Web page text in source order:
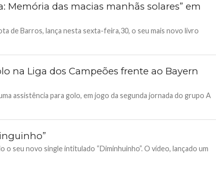
Memória das macias manhãs solares” em
de Barros, lança nesta sexta-feira,30, o seu mais novo livro
na Liga dos Campeões frente ao Bayern
assistência para golo, em jogo da segunda jornada do grupo A
seu novo single intitulado “Diminhuinho”. O vídeo, lançado um